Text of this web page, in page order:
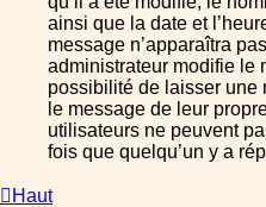
ainsi que la date et
message n’apparaîtra
administrateur modifie le
possibilité de laisser une
le message de leur
utilisateurs ne peuvent
fois que quelqu’un y a
Haut